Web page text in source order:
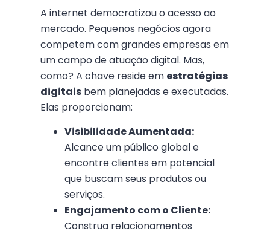
A internet democratizou o acesso ao
mercado. Pequenos negócios agora
competem com grandes empresas em
um campo de atuação digital. Mas,
como? A chave reside em estratégias
digitais bem planejadas e executadas.
Elas proporcionam:
Visibilidade Aumentada:
Alcance um público global e
encontre clientes em potencial
que buscam seus produtos ou
serviços.
Engajamento com o Cliente:
Construa relacionamentos